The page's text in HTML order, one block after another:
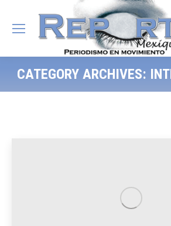
CATEGORY ARCHIVES: